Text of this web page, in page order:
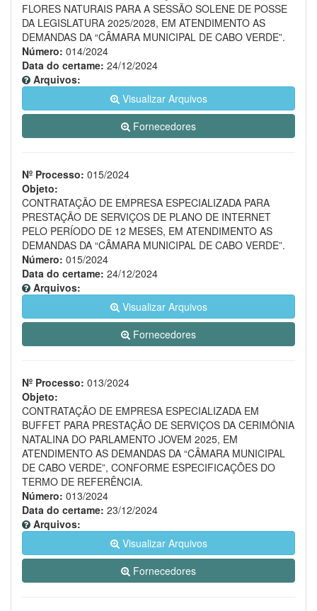
FLORES NATURAIS PARA A SESSÃO SOLENE DE POSSE
DA LEGISLATURA 2025/2028, EM ATENDIMENTO AS
DEMANDAS DA “CÂMARA MUNICIPAL DE CABO VERDE”.
Número: 014/2024
Data do certame: 24/12/2024
Arquivos:
Visualizar Arquivos
Fornecedores
Nº Processo: 015/2024
Objeto:
CONTRATAÇÃO DE EMPRESA ESPECIALIZADA PARA
PRESTAÇÃO DE SERVIÇOS DE PLANO DE INTERNET
PELO PERÍODO DE 12 MESES, EM ATENDIMENTO AS
DEMANDAS DA “CÂMARA MUNICIPAL DE CABO VERDE”.
Número: 015/2024
Data do certame: 24/12/2024
Arquivos:
Visualizar Arquivos
Fornecedores
Nº Processo: 013/2024
Objeto:
CONTRATAÇÃO DE EMPRESA ESPECIALIZADA EM
BUFFET PARA PRESTAÇÃO DE SERVIÇOS DA CERIMÔNIA
NATALINA DO PARLAMENTO JOVEM 2025, EM
ATENDIMENTO AS DEMANDAS DA “CÂMARA MUNICIPAL
DE CABO VERDE”, CONFORME ESPECIFICAÇÕES DO
TERMO DE REFERÊNCIA.
Número: 013/2024
Data do certame: 23/12/2024
Arquivos:
Visualizar Arquivos
Fornecedores